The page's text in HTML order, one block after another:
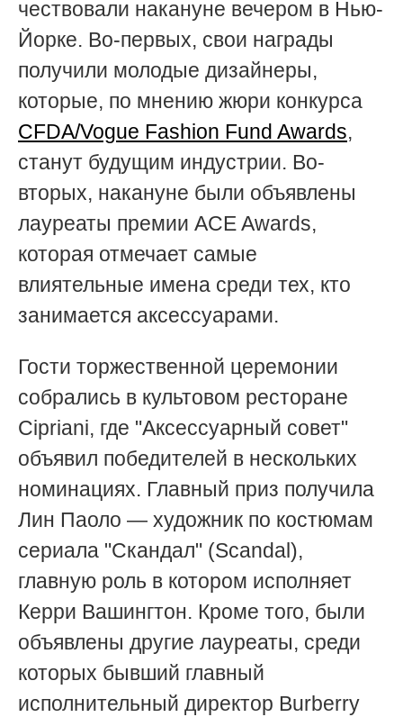
чествовали накануне вечером в Нью-
Йорке. Во-первых, свои награды
получили молодые дизайнеры,
которые, по мнению жюри конкурса
CFDA/Vogue Fashion Fund Awards,
станут будущим индустрии. Во-
вторых, накануне были объявлены
лауреаты премии ACE Awards,
которая отмечает самые
влиятельные имена среди тех, кто
занимается аксессуарами.
Гости торжественной церемонии
собрались в культовом ресторане
Cipriani, где "Аксессуарный совет"
объявил победителей в нескольких
номинациях. Главный приз получила
Лин Паоло — художник по костюмам
сериала "Скандал" (Scandal),
главную роль в котором исполняет
Керри Вашингтон. Кроме того, были
объявлены другие лауреаты, среди
которых бывший главный
исполнительный директор Burberry